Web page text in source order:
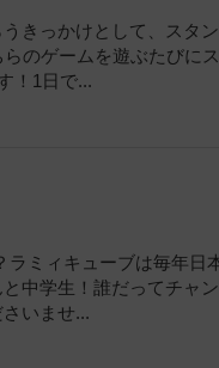
きっかけとして、スタ
のゲームを遊ぶたびに
！1日で...
ミィキューブは毎年
中学生！誰だってチャ
いませ...